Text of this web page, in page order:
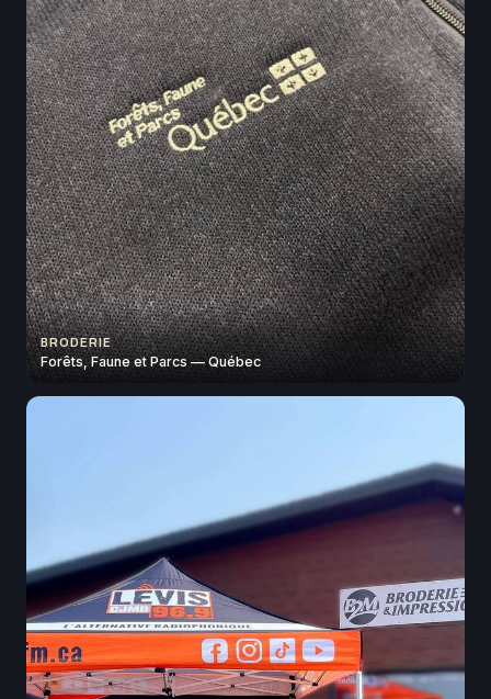
BRODERIE
Forêts, Faune et Parcs — Québec